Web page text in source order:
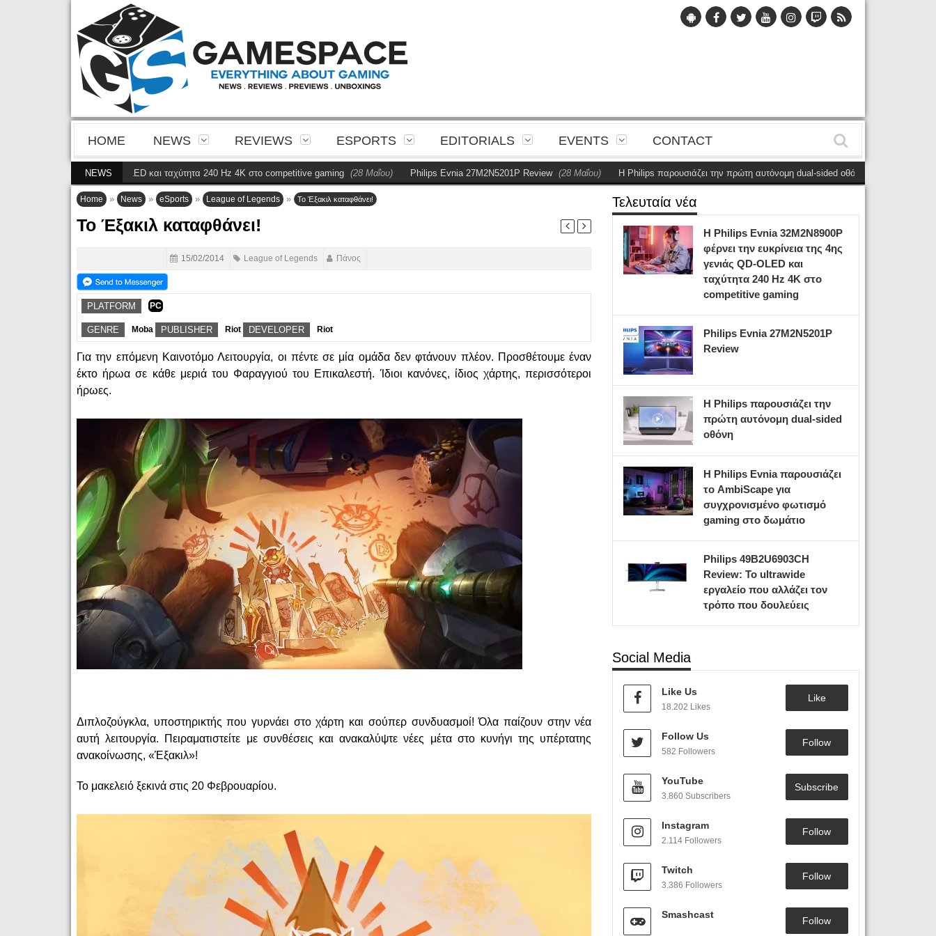
HOME NEWS REVIEWS ESPORTS EDITORIALS EVENTS CONTACT
NEWS
της 4ης γενιάς QD-OLED και ταχύτητα 240 Hz 4K στο competitive gaming (28 Μαΐου) Philips Evnia 27M2N5201P Review (28 Μαΐου) Η Philips παρουσιάζει την πρώτη αυτόνομη dual-sided οθόνη (28 Μαΐου)
Home » News » eSports » League of Legends » Το Έξακιλ καταφθάνει!
Το Έξακιλ καταφθάνει!
15/02/2014 League of Legends Πάνος
PLATFORM PC
GENRE Moba PUBLISHER Riot DEVELOPER Riot
Για την επόμενη Καινοτόμο Λειτουργία, οι πέντε σε μία ομάδα δεν φτάνουν πλέον. Προσθέτουμε έναν
έκτο ήρωα σε κάθε μεριά του Φαραγγιού του Επικαλεστή. Ίδιοι κανόνες, ίδιος χάρτης, περισσότεροι
ήρωες.
Διπλοζούγκλα, υποστηρικτής που γυρνάει στο χάρτη και σούπερ συνδυασμοί! Όλα παίζουν στην νέα
αυτή λειτουργία. Πειραματιστείτε με συνθέσεις και ανακαλύψτε νέες μέτα στο κυνήγι της υπέρτατης
ανακοίνωσης, «Έξακιλ»!
Το μακελειό ξεκινά στις 20 Φεβρουαρίου.
Τελευταία νέα
Η Philips Evnia 32M2N8900P
φέρνει την ευκρίνεια της 4ης
γενιάς QD-OLED και
ταχύτητα 240 Hz 4K στο
competitive gaming
Philips Evnia 27M2N5201P
Review
Η Philips παρουσιάζει την
πρώτη αυτόνομη dual-sided
οθόνη
Η Philips Evnia παρουσιάζει
το AmbiScape για
συγχρονισμένο φωτισμό
gaming στο δωμάτιο
Philips 49B2U6903CH
Review: Το ultrawide
εργαλείο που αλλάζει τον
τρόπο που δουλεύεις
Social Media
Like Us
18.202 Likes
Like
Follow Us
582 Followers
Follow
YouTube
3.860 Subscribers
Subscribe
Instagram
2.114 Followers
Follow
Twitch
3.386 Followers
Follow
Smashcast
Follow